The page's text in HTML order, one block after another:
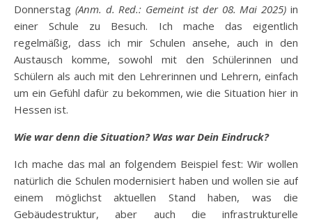
Donnerstag (Anm. d. Red.: Gemeint ist der 08. Mai 2025)in
einer Schule zu Besuch. Ich mache das eigentlich
regelmäßig, dass ich mir Schulen ansehe, auch in den
Austausch komme, sowohl mit den Schülerinnen und
Schülern als auch mit den Lehrerinnen und Lehrern, einfach
um ein Gefühl dafür zu bekommen, wie die Situation hier in
Hessen ist.
Wie war denn die Situation? Was war Dein Eindruck?
Ich mache das mal an folgendem Beispiel fest: Wir wollen
natürlich die Schulen modernisiert haben und wollen sie auf
einem möglichst aktuellen Stand haben, was die
Gebäudestruktur, aber auch die infrastrukturelle